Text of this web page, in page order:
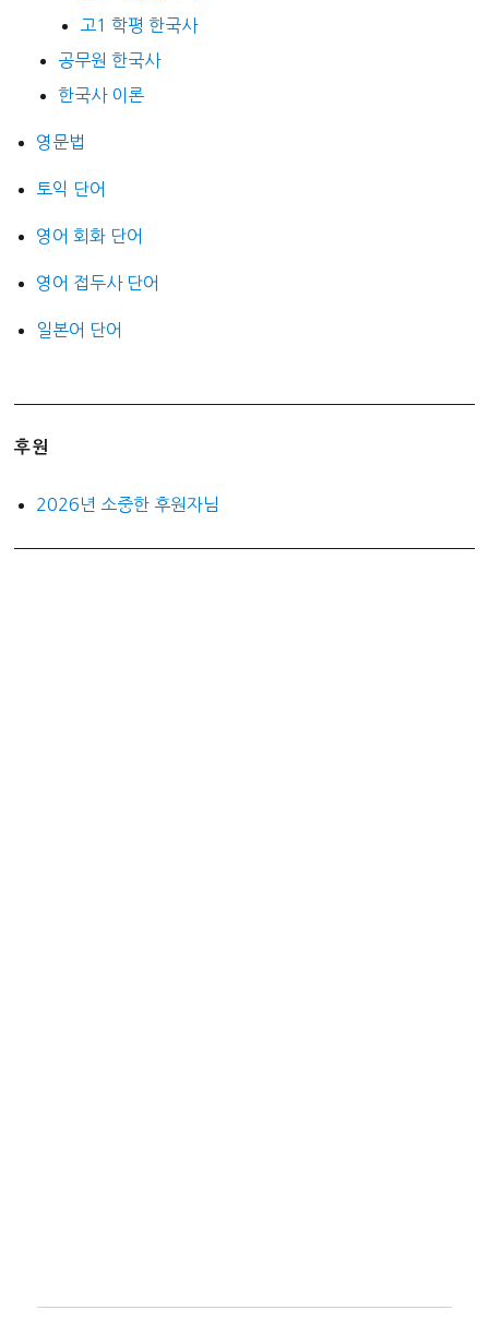
고1 학평 한국사
공무원 한국사
한국사 이론
영문법
토익 단어
영어 회화 단어
영어 접두사 단어
일본어 단어
후원
2026년 소중한 후원자님